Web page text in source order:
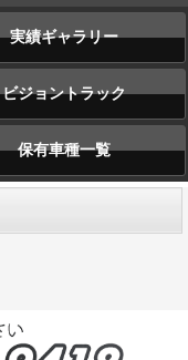
実績ギャラリー
ビジョントラック
保有車種一覧